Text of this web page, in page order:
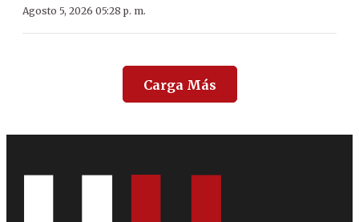
Agosto 5, 2026 05:28 p. m.
Carga Más